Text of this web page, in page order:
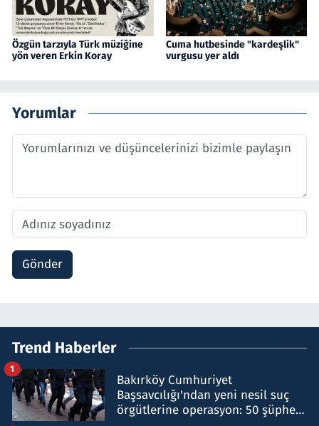
Özgün tarzıyla Türk müziğine
yön veren Erkin Koray
Cuma hutbesinde "kardeşlik"
vurgusu yer aldı
Yorumlar
Gönder
Trend Haberler
Bakırköy Cumhuriyet
Başsavcılığı'ndan yeni nesil suç
örgütlerine operasyon: 50 şüpheli
1